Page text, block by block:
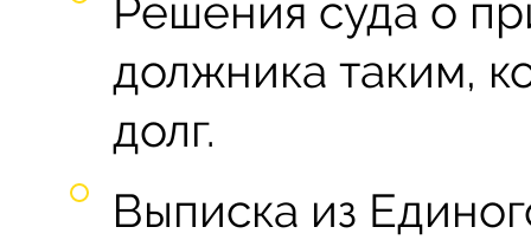
Решения суда о
должника таким,
долг.
Выписка из